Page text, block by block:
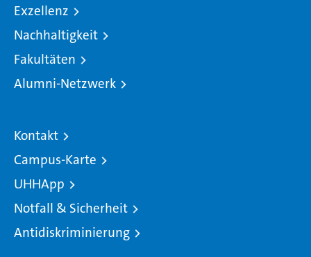
Exzellenz
Nachhaltigkeit
Fakultäten
Alumni-Netzwerk
Kontakt
Campus-Karte
UHHApp
Notfall & Sicherheit
Antidiskriminierung